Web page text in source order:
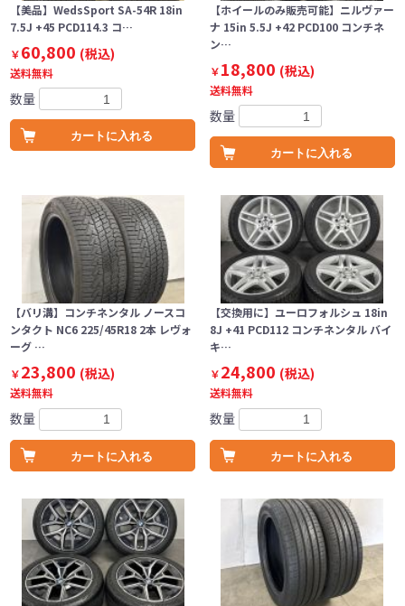
【美品】WedsSport SA-54R 18in
7.5J +45 PCD114.3 コ…
￥60,800 (税込)
送料無料
数量
カートに入れる
【ホイールのみ販売可能】ニルヴァー
ナ 15in 5.5J +42 PCD100 コンチネ
ン…
￥18,800 (税込)
送料無料
数量
カートに入れる
【バリ溝】コンチネンタル ノースコ
ンタクト NC6 225/45R18 2本 レヴォ
ーグ …
￥23,800 (税込)
送料無料
数量
カートに入れる
【交換用に】ユーロフォルシュ 18in
8J +41 PCD112 コンチネンタル バイ
キ…
￥24,800 (税込)
送料無料
数量
カートに入れる